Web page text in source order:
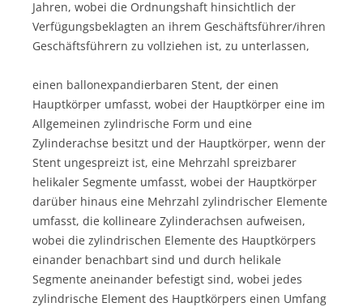
Jahren, wobei die Ordnungshaft hinsichtlich der
Verfügungsbeklagten an ihrem Geschäftsführer/ihren
Geschäftsführern zu vollziehen ist, zu unterlassen,
einen ballonexpandierbaren Stent, der einen
Hauptkörper umfasst, wobei der Hauptkörper eine im
Allgemeinen zylindrische Form und eine
Zylinderachse besitzt und der Hauptkörper, wenn der
Stent ungespreizt ist, eine Mehrzahl spreizbarer
helikaler Segmente umfasst, wobei der Hauptkörper
darüber hinaus eine Mehrzahl zylindrischer Elemente
umfasst, die kollineare Zylinderachsen aufweisen,
wobei die zylindrischen Elemente des Hauptkörpers
einander benachbart sind und durch helikale
Segmente aneinander befestigt sind, wobei jedes
zylindrische Element des Hauptkörpers einen Umfang